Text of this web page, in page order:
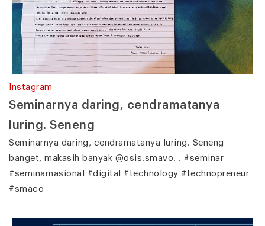
Instagram
Seminarnya daring, cendramatanya
luring. Seneng
Seminarnya daring, cendramatanya luring. Seneng
banget, makasih banyak @osis.smavo. . #seminar
#seminarnasional #digital #technology #technopreneur
#smaco